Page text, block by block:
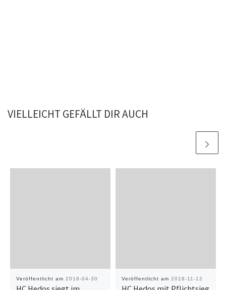
VIELLEICHT GEFÄLLT DIR AUCH
Veröffentlicht am 2018-04-30 Veröffentlicht am 2018-11-12